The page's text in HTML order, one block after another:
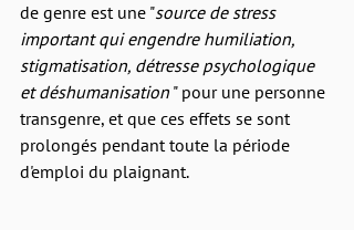
de genre est une "source de stress
important qui engendre humiliation,
stigmatisation, détresse psychologique
et déshumanisation " pour une personne
transgenre, et que ces effets se sont
prolongés pendant toute la période
d'emploi du plaignant.